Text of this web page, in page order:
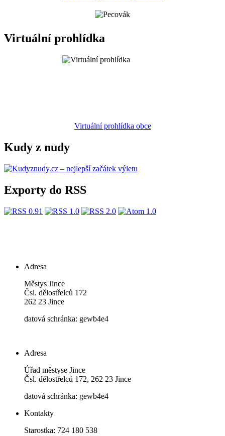
Virtuální prohlídka
Virtuální prohlídka obce
Kudy z nudy
Exporty do RSS
Adresa
Městys Jince
Čsl. dělostřelců 172
262 23 Jince
datová schránka: gewb4e4
Adresa
Úřad městyse Jince
Čsl. dělostřelců 172, 262 23 Jince
datová schránka: gewb4e4
Kontakty
Starostka: 724 180 538